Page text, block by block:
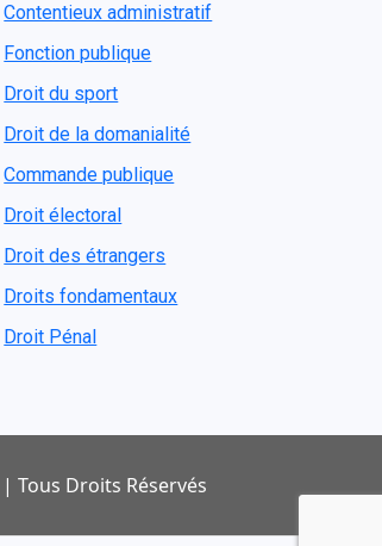
Contentieux administratif
Fonction publique
Droit du sport
Droit de la domanialité
Commande publique
Droit électoral
Droit des étrangers
Droits fondamentaux
Droit Pénal
Tous Droits Réservés